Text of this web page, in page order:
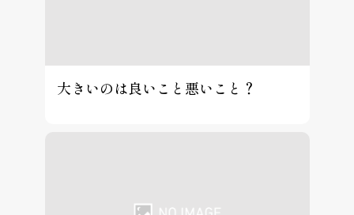
大きいのは良いこと悪いこと？